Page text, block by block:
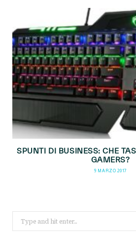
SPUNTI DI BUSINESS: CHE
GAMERS?
9 MARZO 2017
for: